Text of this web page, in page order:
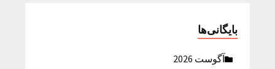
بایگانی‌ها
آگوست 2026